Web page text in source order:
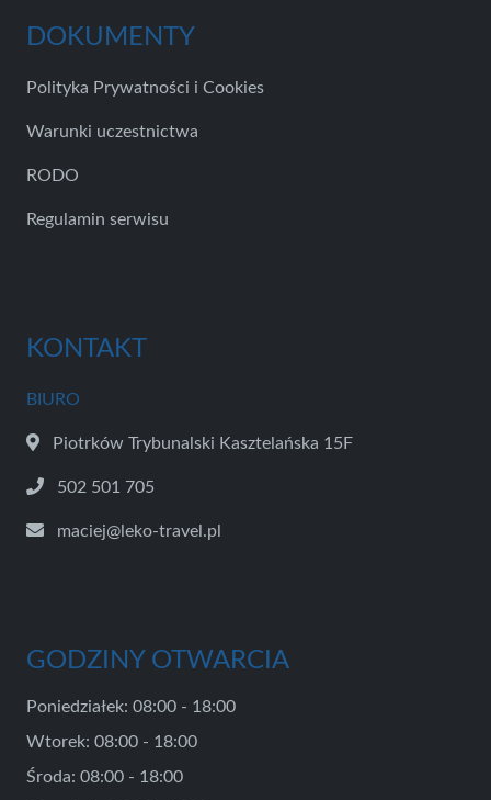
DOKUMENTY
Polityka Prywatności i Cookies
Warunki uczestnictwa
RODO
Regulamin serwisu
KONTAKT
BIURO
Piotrków Trybunalski Kasztelańska 15F
502 501 705
maciej@leko-travel.pl
GODZINY OTWARCIA
Poniedziałek: 08:00 - 18:00
Wtorek: 08:00 - 18:00
Środa: 08:00 - 18:00